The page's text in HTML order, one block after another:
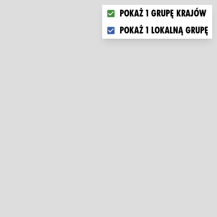
Choose what you want to
Pokaż 1 grupę krajów
Pokaż 1 lokalną grupę